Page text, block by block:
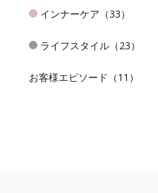
インナーケア（33）
ライフスタイル（23）
お客様エピソード（11）